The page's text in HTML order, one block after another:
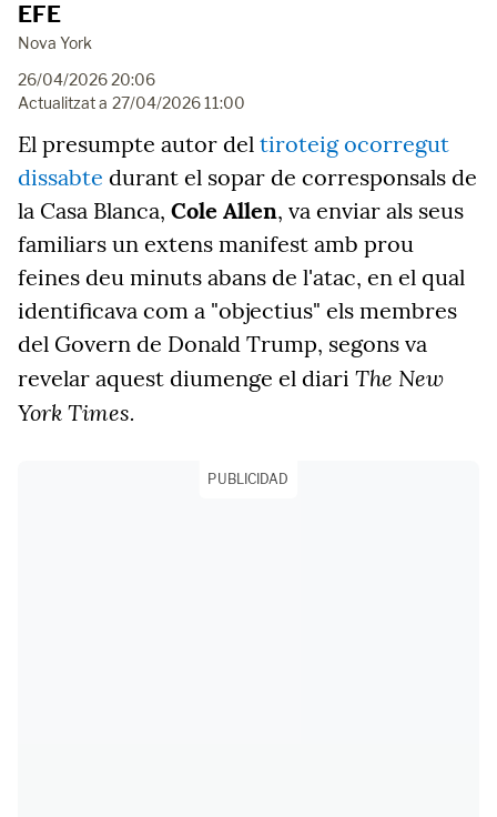
EFE
Nova York
26/04/2026 20:06
Actualitzat a 27/04/2026 11:00
El presumpte autor del tiroteig ocorregut
dissabte durant el sopar de corresponsals de
la Casa Blanca, Cole Allen, va enviar als seus
familiars un extens manifest amb prou
feines deu minuts abans de l'atac, en el qual
identificava com a "objectius" els membres
del Govern de Donald Trump, segons va
revelar aquest diumenge el diari The New
York Times.
PUBLICIDAD